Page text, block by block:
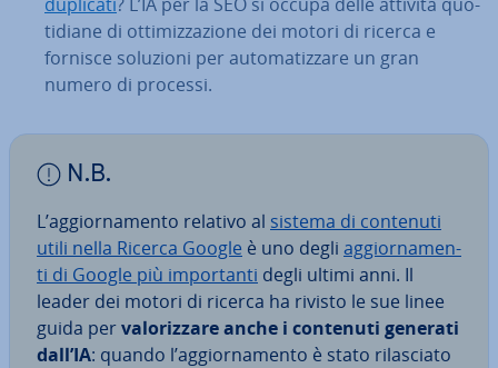
ti­dia­ne di ot­ti­miz­za­zio­ne dei motori di ricerca e
fornisce soluzioni per au­to­ma­tiz­za­re un gran
numero di processi.
N.B.
L’ag­gior­na­men­to relativo al sistema di contenuti
utili nella Ricerca Google è uno degli ag­gior­na­men­
ti di Google più im­por­tan­ti degli ultimi anni. Il
leader dei motori di ricerca ha rivisto le sue linee
guida perva­lo­riz­za­re anche i contenuti generati
dall’IA: quando l’ag­gior­na­men­to è stato ri­la­scia­to